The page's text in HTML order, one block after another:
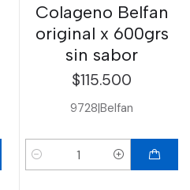
Colageno Belfan
original x 600grs
sin sabor
$115.500
9728|Belfan
Cantidad